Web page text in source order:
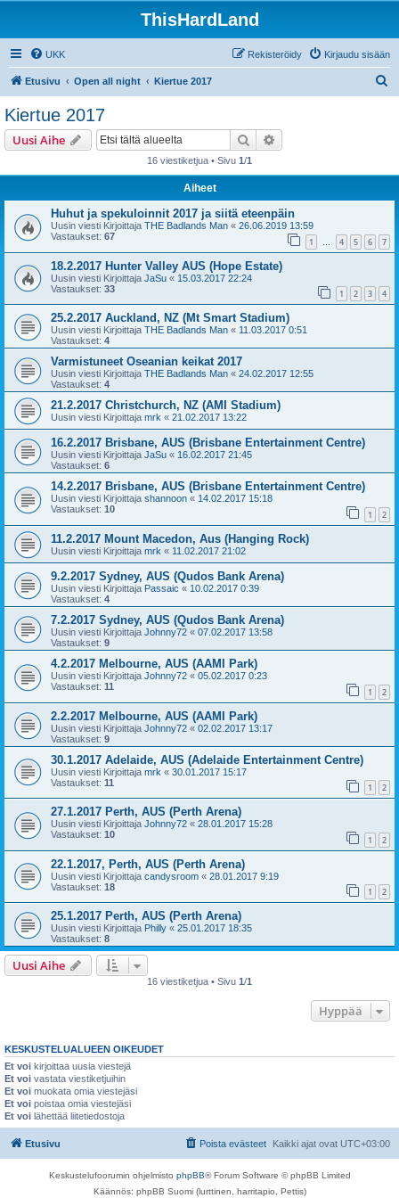
ThisHardLand
UKK Kirjaudu sisään
Rekisteröidy
Etusivu Open all night Kiertue 2017
Kiertue 2017
Uusi Aihe Etsi
16 viestiketjua • Sivu 1/1
Aiheet
Huhut ja spekuloinnit 2017 ja siitä eteenpäin
Uusin viesti Kirjoittaja THE Badlands Man « 26.06.2019 13:59
Vastaukset: 67 1 … 4 5 6 7
18.2.2017 Hunter Valley AUS (Hope Estate)
Uusin viesti Kirjoittaja JaSu « 15.03.2017 22:24
Vastaukset: 33 1 2 3 4
25.2.2017 Auckland, NZ (Mt Smart Stadium)
Uusin viesti Kirjoittaja THE Badlands Man « 11.03.2017 0:51
Vastaukset: 4
Varmistuneet Oseanian keikat 2017
Uusin viesti Kirjoittaja THE Badlands Man « 24.02.2017 12:55
Vastaukset: 4
21.2.2017 Christchurch, NZ (AMI Stadium)
Uusin viesti Kirjoittaja mrk « 21.02.2017 13:22
16.2.2017 Brisbane, AUS (Brisbane Entertainment Centre)
Uusin viesti Kirjoittaja JaSu « 16.02.2017 21:45
Vastaukset: 6
14.2.2017 Brisbane, AUS (Brisbane Entertainment Centre)
Uusin viesti Kirjoittaja shannoon « 14.02.2017 15:18
Vastaukset: 10 1 2
11.2.2017 Mount Macedon, Aus (Hanging Rock)
Uusin viesti Kirjoittaja mrk « 11.02.2017 21:02
9.2.2017 Sydney, AUS (Qudos Bank Arena)
Uusin viesti Kirjoittaja Passaic « 10.02.2017 0:39
Vastaukset: 4
7.2.2017 Sydney, AUS (Qudos Bank Arena)
Uusin viesti Kirjoittaja Johnny72 « 07.02.2017 13:58
Vastaukset: 9
4.2.2017 Melbourne, AUS (AAMI Park)
Uusin viesti Kirjoittaja Johnny72 « 05.02.2017 0:23
Vastaukset: 11 1 2
2.2.2017 Melbourne, AUS (AAMI Park)
Uusin viesti Kirjoittaja Johnny72 « 02.02.2017 13:17
Vastaukset: 9
30.1.2017 Adelaide, AUS (Adelaide Entertainment Centre)
Uusin viesti Kirjoittaja mrk « 30.01.2017 15:17
Vastaukset: 11 1 2
27.1.2017 Perth, AUS (Perth Arena)
Uusin viesti Kirjoittaja Johnny72 « 28.01.2017 15:28
Vastaukset: 10 1 2
22.1.2017, Perth, AUS (Perth Arena)
Uusin viesti Kirjoittaja candysroom « 28.01.2017 9:19
Vastaukset: 18 1 2
25.1.2017 Perth, AUS (Perth Arena)
Uusin viesti Kirjoittaja Philly « 25.01.2017 18:35
Vastaukset: 8
Uusi Aihe
16 viestiketjua • Sivu 1/1
Hyppää
KESKUSTELUALUEEN OIKEUDET
Et voi kirjoittaa uusia viestejä
Et voi vastata viestiketjuihin
Et voi muokata omia viestejäsi
Et voi poistaa omia viestejäsi
Et voi lähettää liitetiedostoja
Etusivu Kaikki ajat ovat UTC+03:00
Poista evästeet
Keskustelufoorumin ohjelmisto phpBB® Forum Software © phpBB Limited
Käännös: phpBB Suomi (lurttinen, harritapio, Pettis)